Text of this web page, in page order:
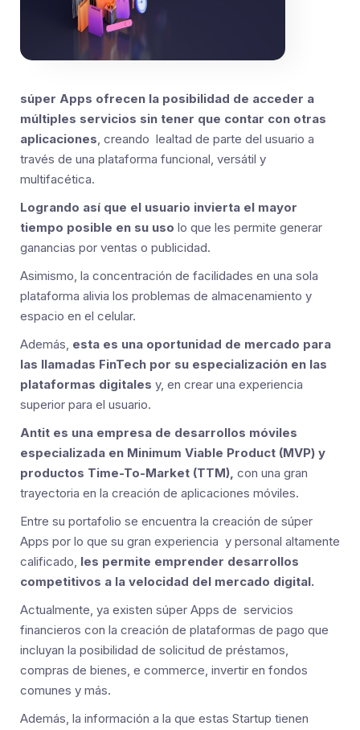
súper Apps ofrecen la posibilidad de acceder a
múltiples servicios sin tener que contar con otras
aplicaciones, creando lealtad de parte del usuario a
través de una plataforma funcional, versátil y
multifacética.
Logrando así que el usuario invierta el mayor
tiempo posible en su uso lo que les permite generar
ganancias por ventas o publicidad.
Asimismo, la concentración de facilidades en una sola
plataforma alivia los problemas de almacenamiento y
espacio en el celular.
Además, esta es una oportunidad de mercado para
las llamadas FinTech por su especialización en las
plataformas digitales y, en crear una experiencia
superior para el usuario.
Antit es una empresa de desarrollos móviles
especializada en Minimum Viable Product (MVP) y
productos Time-To-Market (TTM), con una gran
trayectoria en la creación de aplicaciones móviles.
Entre su portafolio se encuentra la creación de súper
Apps por lo que su gran experiencia y personal altamente
calificado, les permite emprender desarrollos
competitivos a la velocidad del mercado digital.
Actualmente, ya existen súper Apps de servicios
financieros con la creación de plataformas de pago que
incluyan la posibilidad de solicitud de préstamos,
compras de bienes, e commerce, invertir en fondos
comunes y más.
Además, la información a la que estas Startup tienen